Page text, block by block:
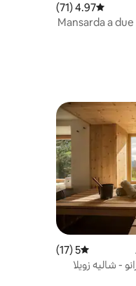
متوسط التقييم 4.97 من 5، 71 مراجعات
4.97 (71)
Mansarda a
متوسط التقييم 5 من 5، 17 مراجعات
5 (17)
- شاليه زويلا